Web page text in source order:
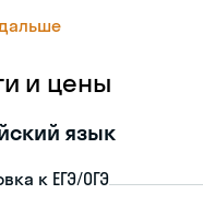
и цены
язык
к ЕГЭ/ОГЭ